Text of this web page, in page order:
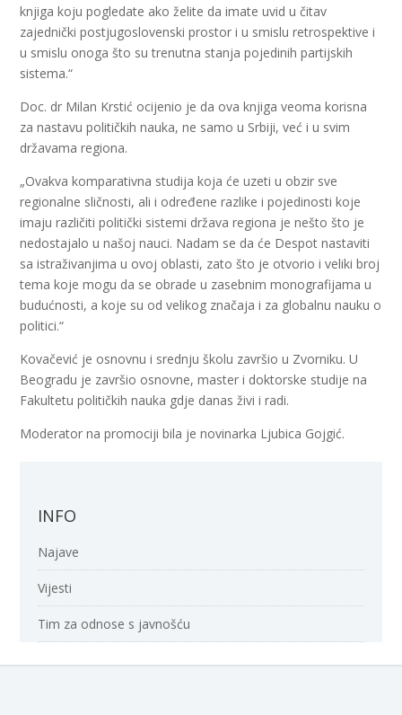
knjiga koju pogledate ako želite da imate uvid u čitav
zajednički postjugoslovenski prostor i u smislu retrospektive i
u smislu onoga što su trenutna stanja pojedinih partijskih
sistema.“
Doc. dr Milan Krstić ocijenio je da ova knjiga veoma korisna
za nastavu političkih nauka, ne samo u Srbiji, već i u svim
državama regiona.
„Ovakva komparativna studija koja će uzeti u obzir sve
regionalne sličnosti, ali i određene razlike i pojedinosti koje
imaju različiti politički sistemi država regiona je nešto što je
nedostajalo u našoj nauci. Nadam se da će Despot nastaviti
sa istraživanjima u ovoj oblasti, zato što je otvorio i veliki broj
tema koje mogu da se obrade u zasebnim monografijama u
budućnosti, a koje su od velikog značaja i za globalnu nauku o
politici.“
Kovačević je osnovnu i srednju školu završio u Zvorniku. U
Beogradu je završio osnovne, master i doktorske studije na
Fakultetu političkih nauka gdje danas živi i radi.
Moderator na promociji bila je novinarka Ljubica Gojgić.
INFO
Najave
Vijesti
Tim za odnose s javnošću